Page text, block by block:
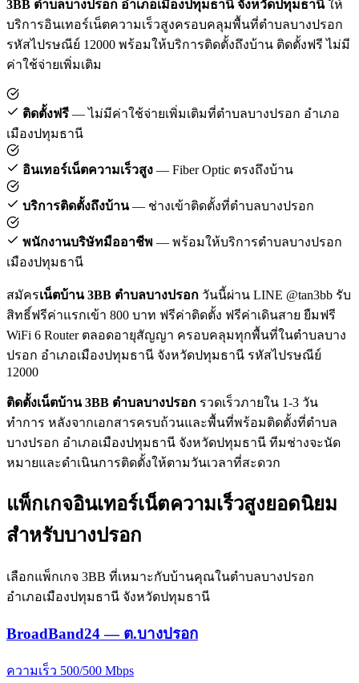
3BB ตำบลบางปรอก อำเภอเมืองปทุมธานี จังหวัดปทุมธานีให้
บริการอินเทอร์เน็ตความเร็วสูงครอบคลุมพื้นที่ตำบลบางปรอก
รหัสไปรษณีย์ 12000 พร้อมให้บริการติดตั้งถึงบ้าน ติดตั้งฟรี ไม่มี
ค่าใช้จ่ายเพิ่มเติม
ติดตั้งฟรี — ไม่มีค่าใช้จ่ายเพิ่มเติมที่ตำบลบางปรอก อำเภอ
เมืองปทุมธานี
อินเทอร์เน็ตความเร็วสูง — Fiber Optic ตรงถึงบ้าน
บริการติดตั้งถึงบ้าน— ช่างเข้าติดตั้งที่ตำบลบางปรอก
พนักงานบริษัทมืออาชีพ — พร้อมให้บริการตำบลบางปรอก
เมืองปทุมธานี
สมัครเน็ตบ้าน 3BB ตำบลบางปรอก วันนี้ผ่าน LINE @tan3bb รับ
สิทธิ์ฟรีค่าแรกเข้า 800 บาท ฟรีค่าติดตั้ง ฟรีค่าเดินสาย ยืมฟรี
WiFi 6 Router ตลอดอายุสัญญา ครอบคลุมทุกพื้นที่ในตำบลบาง
ปรอก อำเภอเมืองปทุมธานี จังหวัดปทุมธานี รหัสไปรษณีย์
12000
ติดตั้งเน็ตบ้าน 3BB ตำบลบางปรอก รวดเร็วภายใน 1-3 วัน
ทำการ หลังจากเอกสารครบถ้วนและพื้นที่พร้อมติดตั้งที่ตำบล
บางปรอก อำเภอเมืองปทุมธานี จังหวัดปทุมธานี ทีมช่างจะนัด
หมายและดำเนินการติดตั้งให้ตามวันเวลาที่สะดวก
แพ็กเกจอินเทอร์เน็ตความเร็วสูงยอดนิยม
สำหรับบางปรอก
เลือกแพ็กเกจ 3BB ที่เหมาะกับบ้านคุณในตำบลบางปรอก
อำเภอเมืองปทุมธานี จังหวัดปทุมธานี
BroadBand24 — ต.บางปรอก
ความเร็ว 500/500 Mbps